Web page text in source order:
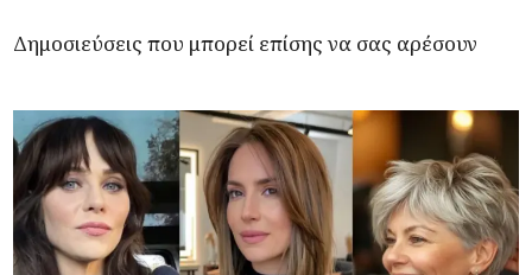
Δημοσιεύσεις που μπορεί επίσης να σας αρέσουν